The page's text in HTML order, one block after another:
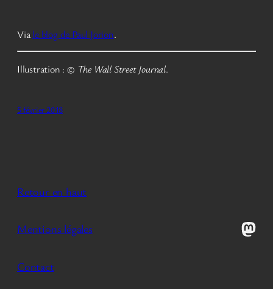
Viale blog de Paul Jorion.
Illustration : © The Wall Street Journal.
5 février 2018
Retour en haut
Mentions légales
Contact